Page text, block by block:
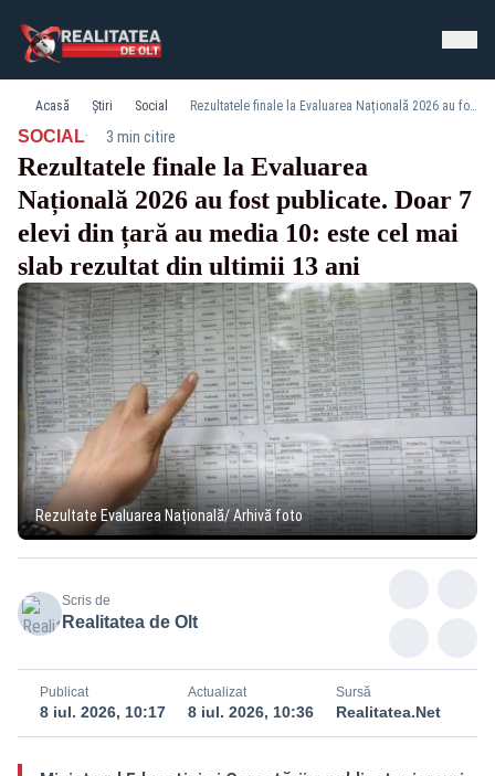
Acasă Știri Social Rezultatele finale la Evaluarea Națională 2026 au fost publicate. Doar 7 elevi din țară au media 10: este cel mai slab rezultat din ultimii 13 ani
SOCIAL· 3 min citire
Rezultatele finale la Evaluarea
Națională 2026 au fost publicate. Doar 7
elevi din țară au media 10: este cel mai
slab rezultat din ultimii 13 ani
Rezultate Evaluarea Națională/ Arhivă foto
Scris de
Realitatea de Olt
Publicat
8 iul. 2026, 10:17
Actualizat
8 iul. 2026, 10:36
Sursă
Realitatea.Net